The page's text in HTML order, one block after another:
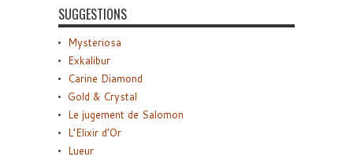
SUGGESTIONS
Mysteriosa
Exkalibur
Carine Diamond
Gold & Crystal
Le jugement de Salomon
L’Elixir d’Or
Lueur